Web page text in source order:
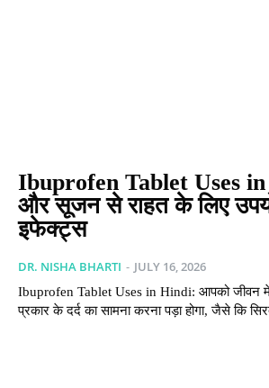
Ibuprofen Tablet Uses in
और सूजन से राहत के लिए
इफेक्ट्स
DR. NISHA BHARTI - JULY 16, 2026
Ibuprofen Tablet Uses in Hindi: आपको जीवन
प्रकार के दर्द का सामना करना पड़ा होगा, जैसे कि